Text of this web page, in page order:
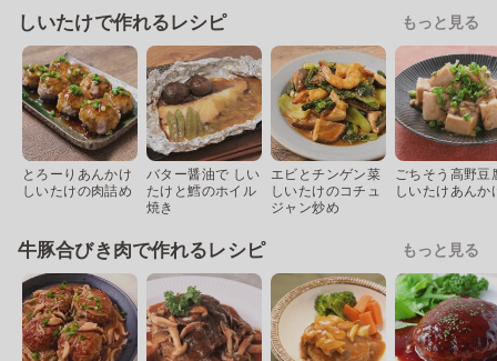
しいたけで作れるレシピ もっと見る
とろーりあんかけ
しいたけの肉詰め
バター醤油で しい
たけと鱈のホイル
焼き
エビとチンゲン菜
しいたけのコチュ
ジャン炒め
ごちそう高野豆
しいたけあんか
牛豚合びき肉で作れるレシピ もっと見る